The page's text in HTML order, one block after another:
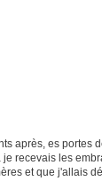
après, es portes
recevais les
et que j'allais